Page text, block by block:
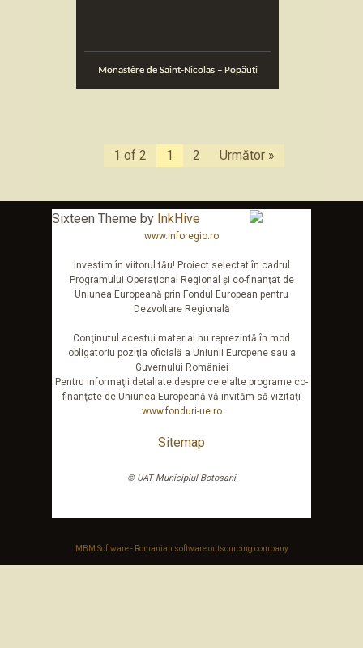
Monastère de Saint-Nicolas – Popăuţi
1 of 2 1 2 Următor »
Sixteen Theme by InkHive
www.inforegio.ro
Investim în viitorul tău! Proiect selectat în cadrul
Programului Operaţional Regional şi co-finanţat de
Uniunea Europeană prin Fondul European pentru
Dezvoltare Regională
Conţinutul acestui material nu reprezintă în mod
obligatoriu poziţia oficială a Uniunii Europene sau a
Guvernului României
Pentru informaţii detaliate despre celelalte programe co-
finanţate de Uniunea Europeană vă invităm să vizitaţi
www.fonduri-ue.ro
Sitemap
© UAT Municipiul Botosani
MBM Software - Romanian software outsourcing company